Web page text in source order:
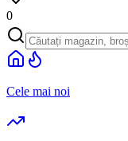
0
Cele mai noi